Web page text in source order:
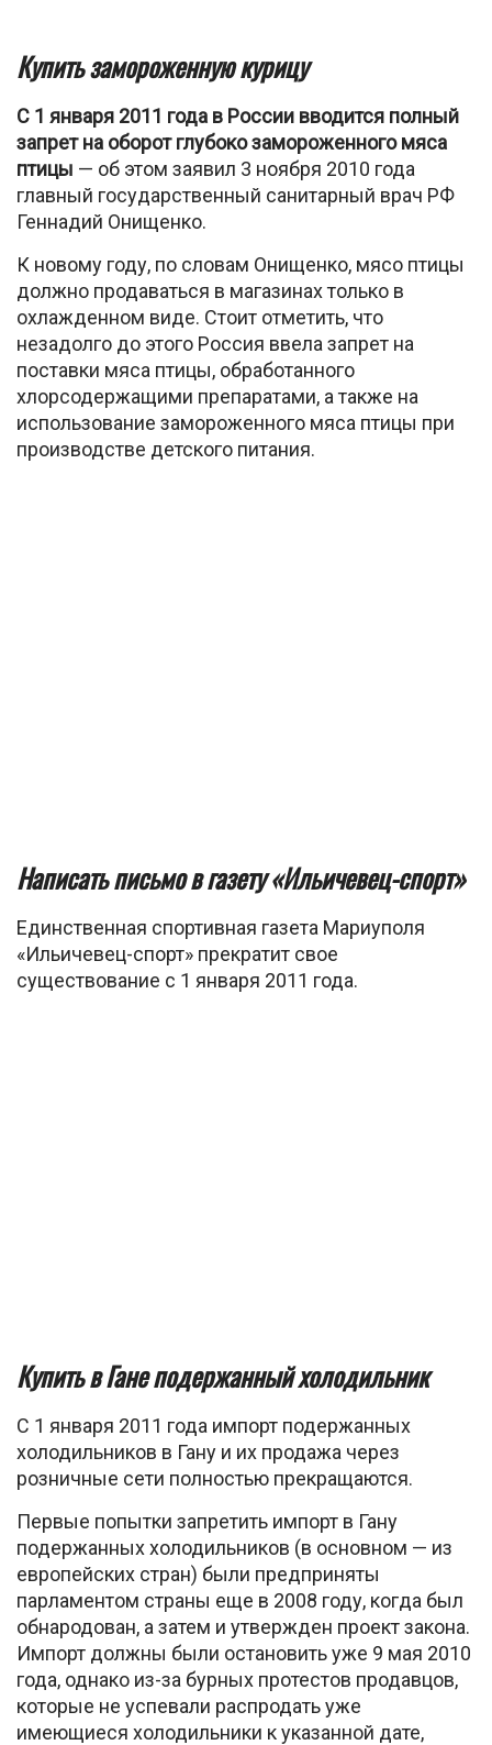
Купить замороженную курицу
С 1 января 2011 года в России вводится полный
запрет на оборот глубоко замороженного мяса
птицы — об этом заявил 3 ноября 2010 года
главный государственный санитарный врач РФ
Геннадий Онищенко.
К новому году, по словам Онищенко, мясо птицы
должно продаваться в магазинах только в
охлажденном виде. Стоит отметить, что
незадолго до этого Россия ввела запрет на
поставки мяса птицы, обработанного
хлорсодержащими препаратами, а также на
использование замороженного мяса птицы при
производстве детского питания.
Написать письмо в газету «Ильичевец-спорт»
Единственная спортивная газета Мариуполя
«Ильичевец-спорт» прекратит свое
существование с 1 января 2011 года.
Купить в Гане подержанный холодильник
С 1 января 2011 года импорт подержанных
холодильников в Гану и их продажа через
розничные сети полностью прекращаются.
Первые попытки запретить импорт в Гану
подержанных холодильников (в основном — из
европейских стран) были предприняты
парламентом страны еще в 2008 году, когда был
обнародован, а затем и утвержден проект закона.
Импорт должны были остановить уже 9 мая 2010
года, однако из-за бурных протестов продавцов,
которые не успевали распродать уже
имеющиеся холодильники к указанной дате,